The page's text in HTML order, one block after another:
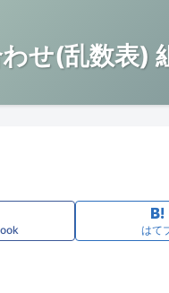
せ(乱数表)
はて